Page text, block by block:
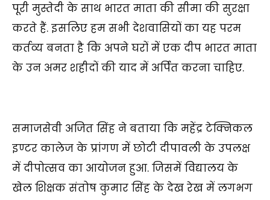
पूरी मुस्तेदी के साथ भारत माता की सीमा की सुरक्षा
करते हैं. इसलिए हम सभी देशवासियों का यह परम
कर्तव्य बनता है कि अपने घरों में एक दीप भारत माता
के उन अमर शहीदों की याद में अर्पित करना चाहिए.
समाजसेवी अजित सिंह ने बताया कि महेंद्र टेक्निकल
इण्टर कालेज के प्रांगण में छोटी दीपावली के उपलक्ष
में दीपोत्सव का आयोजन हुआ. जिसमें विद्यालय के
खेल शिक्षक संतोष कुमार सिंह के देख रेख में लगभग